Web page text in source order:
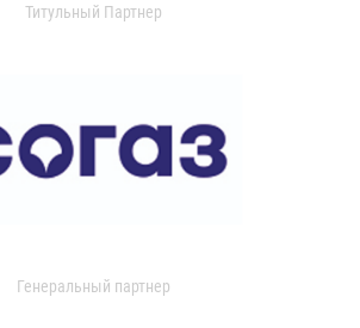
Титульный Партнер
Генеральный партнер